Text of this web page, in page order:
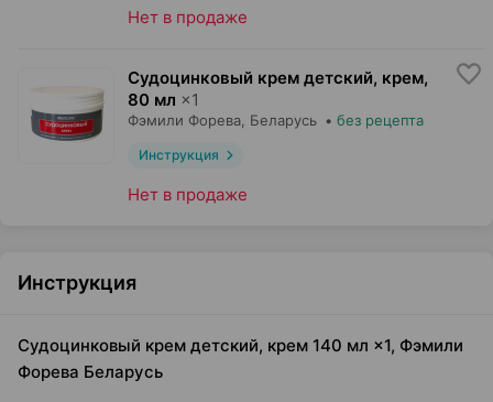
Нет в продаже
Судоцинковый крем детский, крем,
80 мл ×1
Фэмили Форева , Беларусь • без рецепта
Инструкция
Нет в продаже
Инструкция
Судоцинковый крем детский, крем 140 мл ×1, Фэмили
Форева Беларусь